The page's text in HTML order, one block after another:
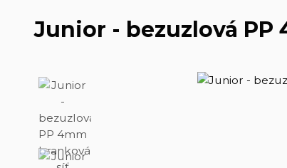
Junior - bezuzlová PP